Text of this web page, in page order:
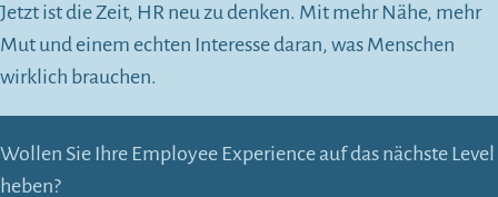
Jetzt ist die Zeit, HR neu zu denken. Mit mehr Nähe, mehr
Mut und einem echten Interesse daran, was Menschen
wirklich brauchen.
Wollen Sie Ihre Employee Experience auf das nächste Level
heben?